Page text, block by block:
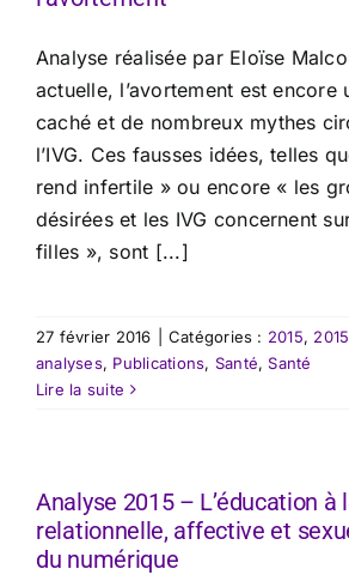
​Analyse réalisée par Eloïse
actuelle, l’avortement est encore
caché et de nombreux mythes
l’IVG. Ces fausses idées, telles
rend infertile » ou encore « les
désirées et les IVG concernent
filles », sont [...]
27 février 2016 Catégories : 2015, 2015
analyses, Publications, Santé,Santé
Lire la suite
Analyse 2015 – L’éducation à
relationnelle, affective et
du numérique